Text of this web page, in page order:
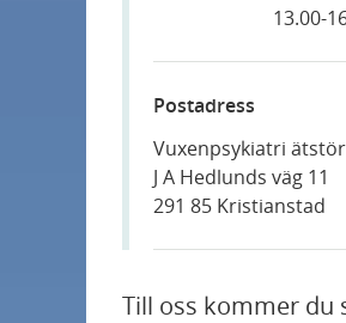
13.00-
Postadress
Vuxenpsykiatri
J A Hedlunds väg 11
291 85 Kristianstad
Till oss kommer du